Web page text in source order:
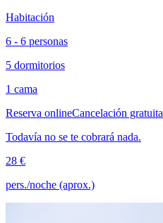
Habitación
6 - 6 personas
5 dormitorios
1 cama
Reserva onlineCancelación gratuita
Todavía no se te cobrará nada.
28 €
pers./noche (aprox.)